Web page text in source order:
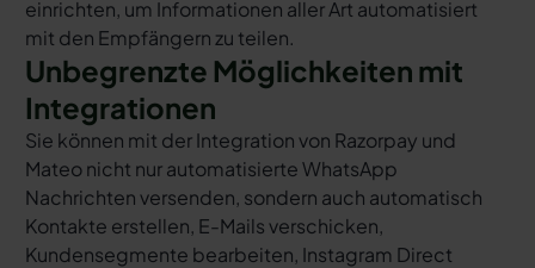
einrichten, um Informationen aller Art automatisiert
mit den Empfängern zu teilen.
Unbegrenzte Möglichkeiten mit
Integrationen
Sie können mit der Integration von Razorpay und
Mateo nicht nur automatisierte WhatsApp
Nachrichten versenden, sondern auch automatisch
Kontakte erstellen, E-Mails verschicken,
Kundensegmente bearbeiten, Instagram Direct